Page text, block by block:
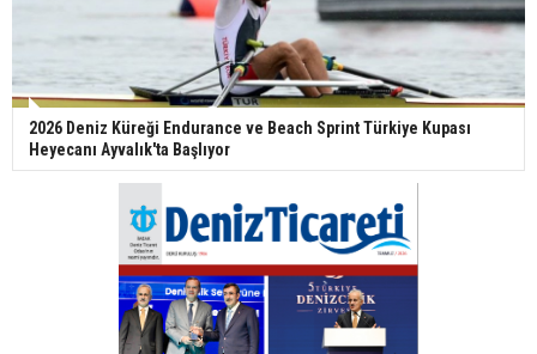
2026 Deniz Küreği Endurance ve Beach Sprint Türkiye Kupası
Heyecanı Ayvalık'ta Başlıyor